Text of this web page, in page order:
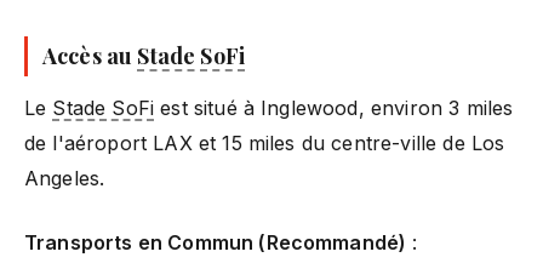
Accès au Stade SoFi
Le Stade SoFi est situé à Inglewood, environ 3 miles
de l'aéroport LAX et 15 miles du centre-ville de Los
Angeles.
Transports en Commun (Recommandé) :